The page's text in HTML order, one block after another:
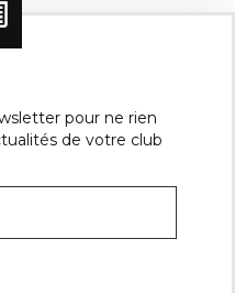
pour ne rien
de votre club